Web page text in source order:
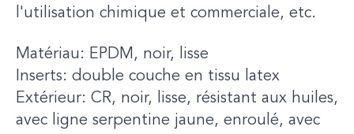
l'utilisation chimique et commerciale, etc.
Matériau: EPDM, noir, lisse
Inserts: double couche en tissu latex
Extérieur: CR, noir, lisse, résistant aux huiles,
avec ligne serpentine jaune, enroulé, avec